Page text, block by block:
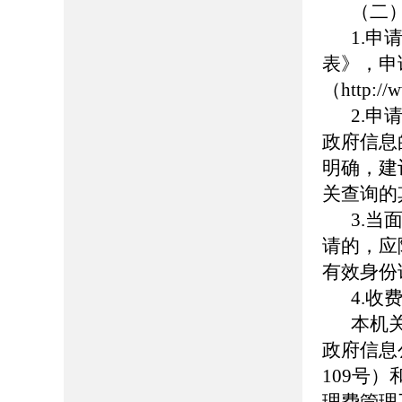
（二
1.申
表》，
（http://
2.申
政府信
明确，
关查询
3.当
请的，
有效身
4.收
本机
政府信
109号）